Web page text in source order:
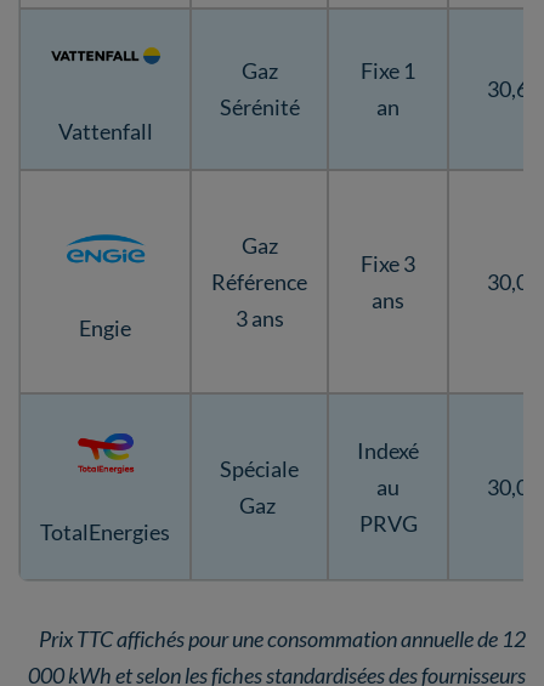
Vattenfall
Gaz
Sérénité
Fixe 1
an
30,66
Engie
Gaz
Référence
3 ans
Fixe 3
ans
30,07
TotalEnergies
Spéciale
Gaz
Indexé
au
PRVG
30,06
Prix TTC affichés pour une consommation annuelle de 12
000 kWh et selon les fiches standardisées des fournisseurs